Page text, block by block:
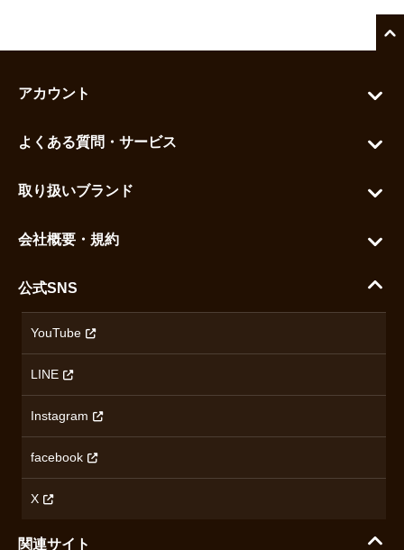
アカウント
お気に入りを見る
よくある質問・サービス
ご利用ガイド
配送・送料について
ハラダの保証とアフターサービス
取り扱いブランド
セイコー
カシオ
オリエントスター
ロンジン
チューダー
会社概要・規約
沿革
プライバシーポリシー
無断転載・商用利用について
コンテンツ制作ポリシーおよび生成AIの利用指針
公式SNS
YouTube
LINE
Instagram
facebook
X
関連サイト